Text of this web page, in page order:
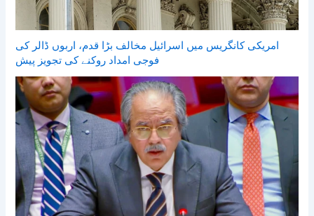
امریکی کانگریس میں اسرائیل مخالف بڑا قدم، اربوں ڈالر کی
فوجی امداد روکنے کی تجویز پیش